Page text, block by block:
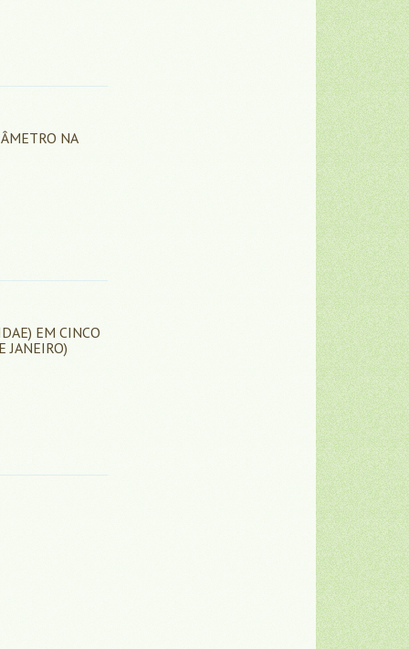
NA
EM CINCO
JANEIRO)